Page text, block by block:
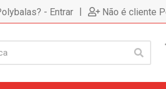
- Entrar | Não é cliente